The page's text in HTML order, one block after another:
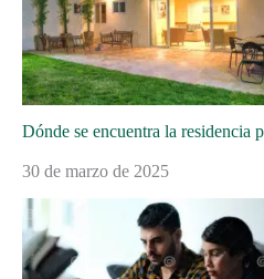
Dónde se encuentra la residencia
30 de marzo de 2025